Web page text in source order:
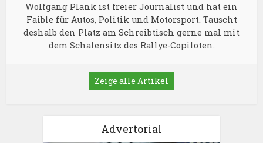
Wolfgang Plank ist freier Journalist und hat ein
Faible für Autos, Politik und Motorsport. Tauscht
deshalb den Platz am Schreibtisch gerne mal mit
dem Schalensitz des Rallye-Copiloten.
Zeige alle Artikel
Advertorial